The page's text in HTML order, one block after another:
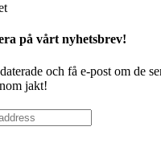
på vårt nyhetsbrev!
och få e-post om de
jakt!